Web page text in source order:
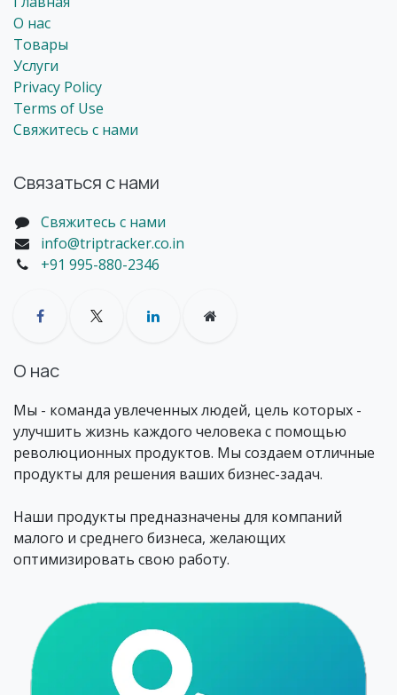
О нас
Товары
Услуги
Privacy Policy
Terms of Use
Свяжитесь с нами
Связаться с нами
Свяжитесь с нами
info@triptracker.co.in
+91 995-880-2346
О нас
Мы - команда увлеченных людей, цель которых -
улучшить жизнь каждого человека с помощью
революционных продуктов. Мы создаем отличные
продукты для решения ваших бизнес-задач.
Наши продукты предназначены для компаний
малого и среднего бизнеса, желающих
оптимизировать свою работу.